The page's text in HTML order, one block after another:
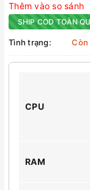
Thêm vào so sánh
SHIP COD TOÀN
Tình trạng: Còn
CPU
RAM